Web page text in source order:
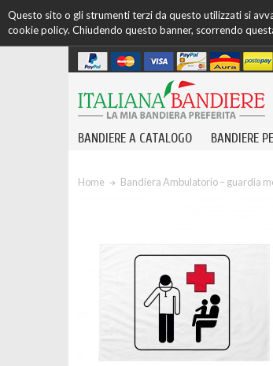
Questo sito o gli strumenti terzi da questo utilizzati si
cookie policy. Chiudendo questo banner, scorrendo
BANDIERE A CATALOGO BANDIERE
Home Bandiera Ambulatorio – guardia